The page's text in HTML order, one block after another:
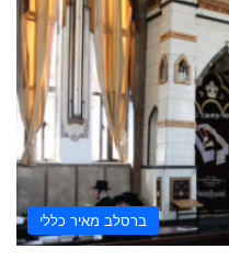
ברסלב מאיר כללי